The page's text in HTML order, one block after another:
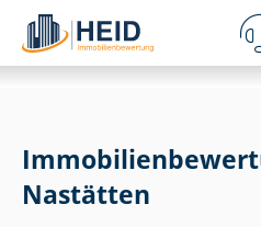
Nastätten